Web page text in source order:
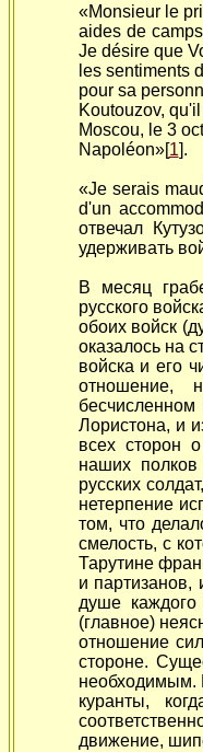
«Monsieur le
aides de
Je désire que
les sentiments
pour sa
Koutouzov,
Moscou, le 3
Napoléon»[1].
«Je serais
d'un
отвечал
удерживать
В месяц
русского
обоих войск
оказалось на
войска и его
отношение,
Лористона, и
всех сторон
наших
русских
нетерпение
том, что
смелость, с
Тарутине
и партизанов,
душе
(главное)
отношение
стороне.
необходимым.
куранты,
движение,